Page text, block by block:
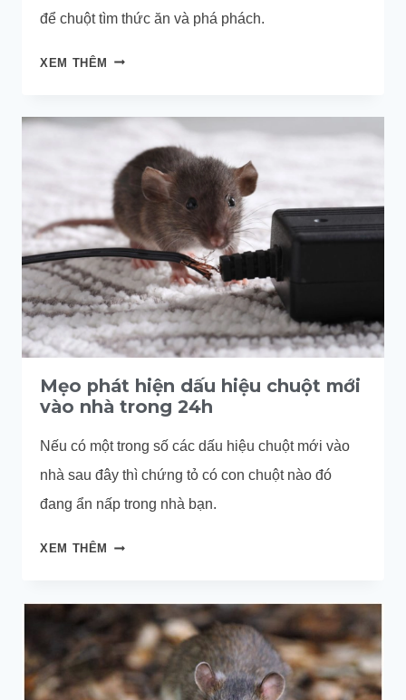
để chuột tìm thức ăn và phá phách.
XEM THÊM CHUỘT
MẠNH
NHẤT
LÚC
GIỜ?
Mẹo phát hiện dấu hiệu chuột mới
vào nhà trong 24h
Nếu có một trong số các dấu hiệu chuột mới vào
nhà sau đây thì chứng tỏ có con chuột nào đó
đang ẩn nấp trong nhà bạn.
XEM THÊM
MẸO
DẤU
HIỆU
CHUỘT
MỚI